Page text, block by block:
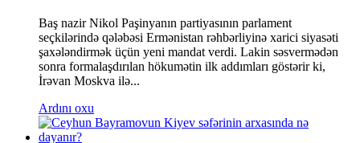
Baş nazir Nikol Paşinyanın partiyasının parlament
seçkilərində qələbəsi Ermənistan rəhbərliyinə xarici siyasəti
şaxələndirmək üçün yeni mandat verdi. Lakin səsvermədən
sonra formalaşdırılan hökumətin ilk addımları göstərir ki,
İrəvan Moskva ilə...
Ardını oxu